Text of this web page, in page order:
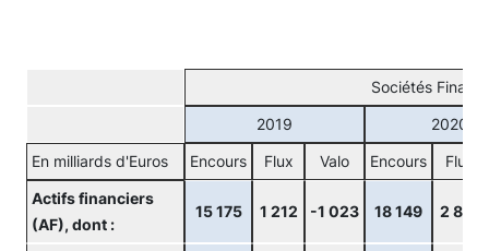
Sociétés
2019 2020
En milliards d'Euros Encours Flux Valo Encours Flux
Actifs financiers
(AF), dont :
15 175 1 212 -1 023 18 149 2 817